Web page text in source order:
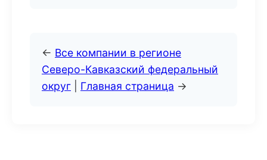
← Все компании в регионе
Северо-Кавказский федеральный
округ
Главная страница →